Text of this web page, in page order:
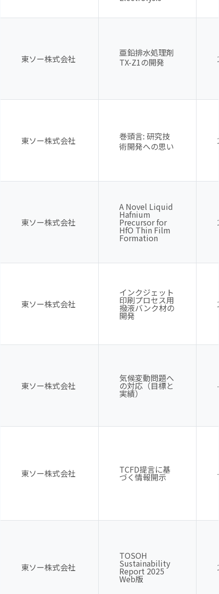
東ソー株式会社
亜鉛排水処理剤
TX-Z1の開発
東ソー株式会社 巻頭言:研究技
術開発への思い
東ソー株式会社
A Novel Liquid
Hafnium
Precursor for
HfO Thin Film
Formation
東ソー株式会社
インクジェット
印刷プロセス用
撥液バンク材の
開発
東ソー株式会社
気候変動問題へ
の対応（目標と
実績）
東ソー株式会社 TCFD提言に基
づく情報開示
東ソー株式会社
TOSOH
Sustainability
Report 2025
Web版